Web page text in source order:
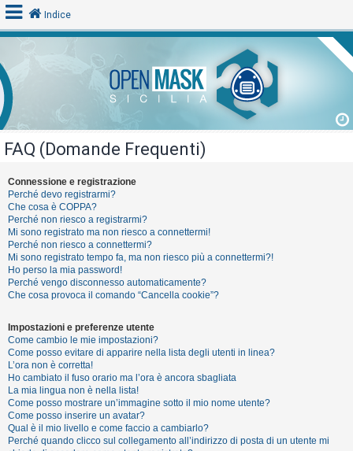
o
g
i
n
A
r
g
o
m
n
t
i
s
e
n
z
Indice
FAQ (Domande Frequenti)
Connessione e registrazione
Perché devo registrarmi?
Che cosa è COPPA?
Perché non riesco a registrarmi?
Mi sono registrato ma non riesco a connettermi!
Perché non riesco a connettermi?
Mi sono registrato tempo fa, ma non riesco più a connettermi?!
Ho perso la mia password!
Perché vengo disconnesso automaticamente?
Che cosa provoca il comando “Cancella cookie”?
Impostazioni e preferenze utente
Come cambio le mie impostazioni?
Come posso evitare di apparire nella lista degli utenti in linea?
L’ora non è corretta!
Ho cambiato il fuso orario ma l’ora è ancora sbagliata
La mia lingua non è nella lista!
Come posso mostrare un’immagine sotto il mio nome utente?
Come posso inserire un avatar?
Qual è il mio livello e come faccio a cambiarlo?
Perché quando clicco sul collegamento all’indirizzo di posta di un utente mi